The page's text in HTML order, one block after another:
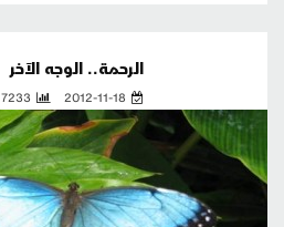
الرحمة.. الوجه الآخر
2012-11-18
7233